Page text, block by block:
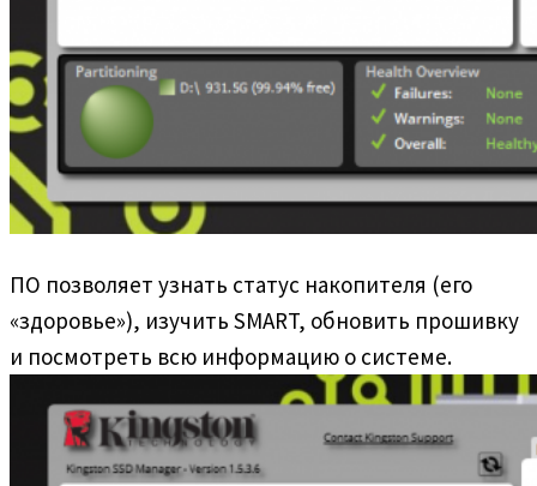
ПО позволяет узнать статус накопителя (его
«здоровье»), изучить SMART, обновить прошивку
и посмотреть всю информацию о системе.